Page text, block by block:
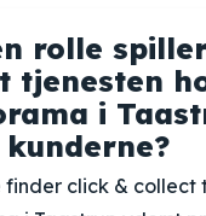
rolle
tjenesten
i
finder click & collect